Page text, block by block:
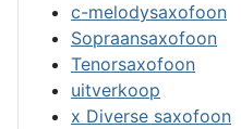
c-melodysaxofoon
Sopraansaxofoon
Tenorsaxofoon
uitverkoop
x Diverse saxofoon